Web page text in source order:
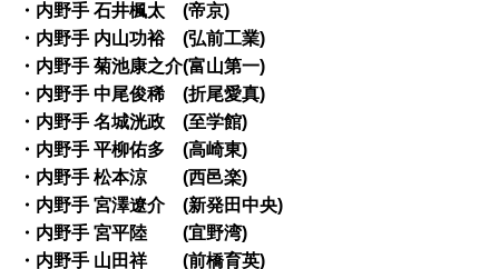
・内野手 石井楓太 (帝京)
・内野手 内山功裕 (弘前工業)
・内野手 菊池康之介(富山第一)
・内野手 中尾俊稀 (折尾愛真)
・内野手 名城洸政 (至学館)
・内野手 平柳佑多 (高崎東)
・内野手 松本涼 (西邑楽)
・内野手 宮澤遼介 (新発田中央)
・内野手 宮平陸 (宜野湾)
・内野手 山田祥 (前橋育英)